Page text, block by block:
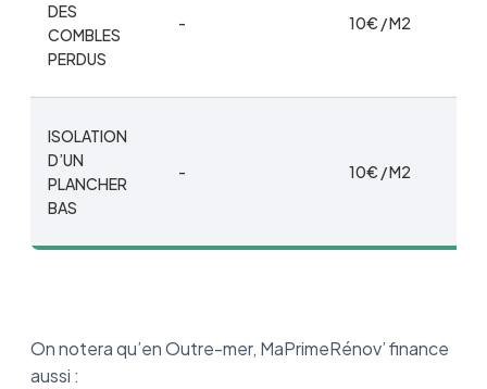
DES
COMBLES
PERDUS
- 10€ / M2
ISOLATION
D’UN
PLANCHER
BAS
- 10€ / M2
On notera qu’en Outre-mer, MaPrimeRénov’ finance
aussi :